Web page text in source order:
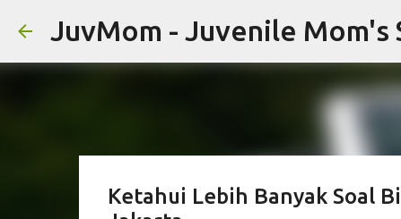
JuvMom - Juvenile Mom's
Ketahui Lebih Banyak Soal